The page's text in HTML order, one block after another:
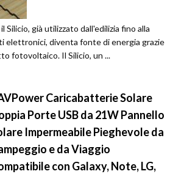
Silicio, già utilizzato dall'edilizia fino alla
elettronici, diventa fonte di energia grazie
fotovoltaico. Il Silicio, un ...
Caricabatterie Solare
Porte USB da 21W Pannello
Impermeabile Pieghevole da
e da Viaggio
con Galaxy, Note, LG,